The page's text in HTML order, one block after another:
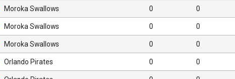
Moroka Swallows 0 0
Moroka Swallows 0 0
Moroka Swallows 0 0
Orlando Pirates 0 0